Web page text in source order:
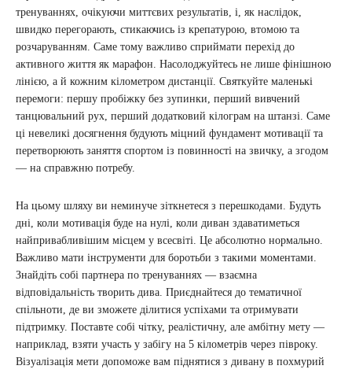
тренуваннях, очікуючи миттєвих результатів, і, як наслідок,
швидко перегорають, стикаючись із крепатурою, втомою та
розчаруванням. Саме тому важливо сприймати перехід до
активного життя як марафон. Насолоджуйтесь не лише фінішною
лінією, а й кожним кілометром дистанції. Святкуйте маленькі
перемоги: першу пробіжку без зупинки, перший вивчений
танцювальний рух, перший додатковий кілограм на штанзі. Саме
ці невеликі досягнення будують міцний фундамент мотивації та
перетворюють заняття спортом із повинності на звичку, а згодом
— на справжню потребу.
На цьому шляху ви неминуче зіткнетеся з перешкодами. Будуть
дні, коли мотивація буде на нулі, коли диван здаватиметься
найпривабливішим місцем у всесвіті. Це абсолютно нормально.
Важливо мати інструменти для боротьби з такими моментами.
Знайдіть собі партнера по тренуваннях — взаємна
відповідальність творить дива. Приєднайтеся до тематичної
спільноти, де ви зможете ділитися успіхами та отримувати
підтримку. Поставте собі чітку, реалістичну, але амбітну мету —
наприклад, взяти участь у забігу на 5 кілометрів через півроку.
Візуалізація мети допоможе вам піднятися з дивану в похмурий